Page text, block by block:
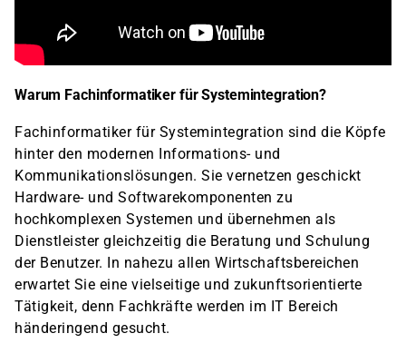
Warum Fachinformatiker für Systemintegration?
Fachinformatiker für Systemintegration sind die Köpfe
hinter den modernen Informations- und
Kommunikationslösungen. Sie vernetzen geschickt
Hardware- und Softwarekomponenten zu
hochkomplexen Systemen und übernehmen als
Dienstleister gleichzeitig die Beratung und Schulung
der Benutzer. In nahezu allen Wirtschaftsbereichen
erwartet Sie eine vielseitige und zukunftsorientierte
Tätigkeit, denn Fachkräfte werden im IT Bereich
händeringend gesucht.